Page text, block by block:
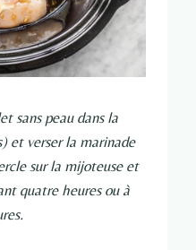
sans peau dans la
et verser la marinade
sur la mijoteuse et
quatre heures ou à